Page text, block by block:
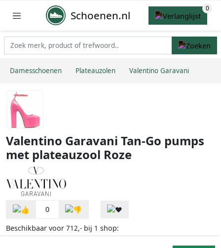
Schoenen.nl
Damesschoenen Plateauzolen Valentino Garavani
Valentino Garavani Tan-Go pumps
met plateauzool Roze
0
Beschikbaar voor 712,- bij 1 shop: